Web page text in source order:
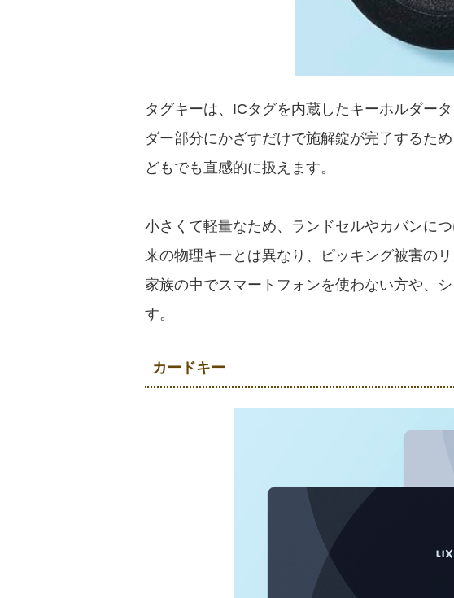
タグキーは、ICタグを内蔵したキーホルダー
ダー部分にかざすだけで施解錠が完了するた
どもでも直感的に扱えます。
小さくて軽量なため、ランドセルやカバンに
来の物理キーとは異なり、ピッキング被害の
家族の中でスマートフォンを使わない方や、
す。
カードキー